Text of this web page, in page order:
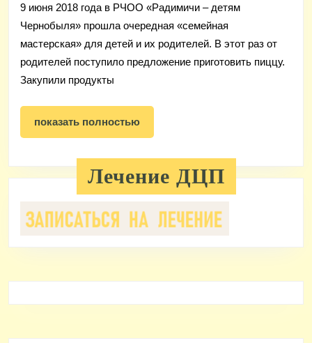
на
семейной
мастерской
9 июня 2018 года в РЧОО «Радимичи – детям
Чернобыля» прошла очередная «семейная
мастерская» для детей и их родителей. В этот раз от
родителей поступило предложение приготовить пиццу.
Закупили продукты
показать полностьюпоказать
полностью
Лечение ДЦП